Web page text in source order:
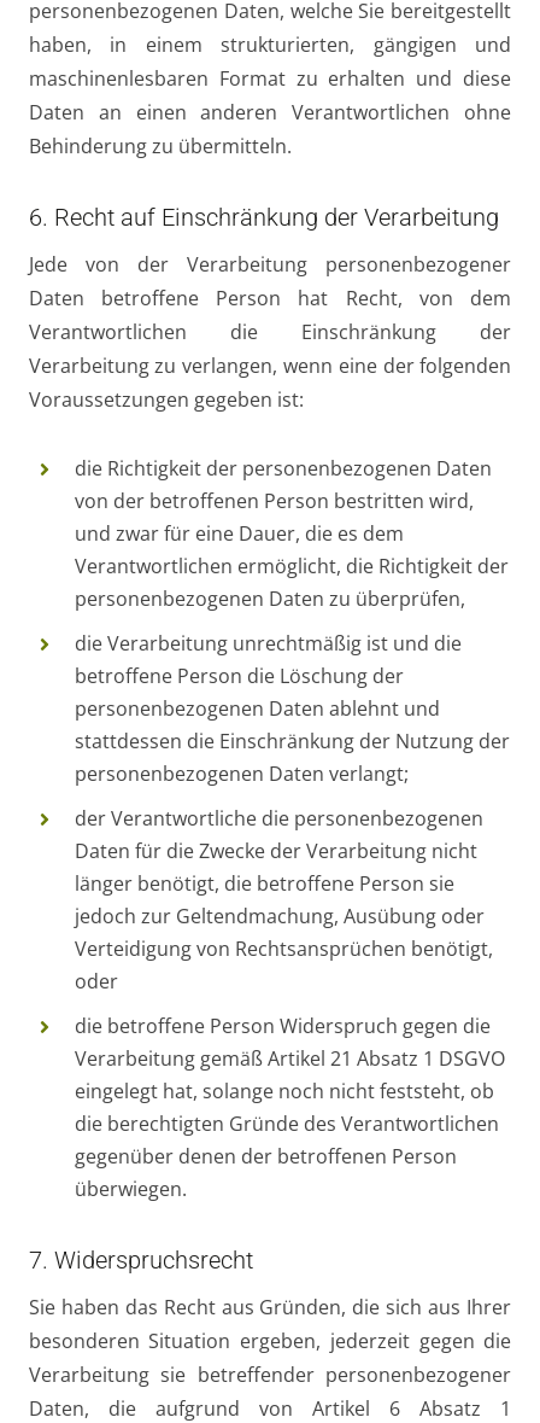
personenbezogenen Daten, welche Sie bereitgestellt
haben, in einem strukturierten, gängigen und
maschinenlesbaren Format zu erhalten und diese
Daten an einen anderen Verantwortlichen ohne
Behinderung zu übermitteln.
6. Recht auf Einschränkung der Verarbeitung
Jede von der Verarbeitung personenbezogener
Daten betroffene Person hat Recht, von dem
Verantwortlichen die Einschränkung der
Verarbeitung zu verlangen, wenn eine der folgenden
Voraussetzungen gegeben ist:
die Richtigkeit der personenbezogenen Daten
von der betroffenen Person bestritten wird,
und zwar für eine Dauer, die es dem
Verantwortlichen ermöglicht, die Richtigkeit der
personenbezogenen Daten zu überprüfen,
die Verarbeitung unrechtmäßig ist und die
betroffene Person die Löschung der
personenbezogenen Daten ablehnt und
stattdessen die Einschränkung der Nutzung der
personenbezogenen Daten verlangt;
der Verantwortliche die personenbezogenen
Daten für die Zwecke der Verarbeitung nicht
länger benötigt, die betroffene Person sie
jedoch zur Geltendmachung, Ausübung oder
Verteidigung von Rechtsansprüchen benötigt,
oder
die betroffene Person Widerspruch gegen die
Verarbeitung gemäß Artikel 21 Absatz 1 DSGVO
eingelegt hat, solange noch nicht feststeht, ob
die berechtigten Gründe des Verantwortlichen
gegenüber denen der betroffenen Person
überwiegen.
7. Widerspruchsrecht
Sie haben das Recht aus Gründen, die sich aus Ihrer
besonderen Situation ergeben, jederzeit gegen die
Verarbeitung sie betreffender personenbezogener
Daten, die aufgrund von Artikel 6 Absatz 1